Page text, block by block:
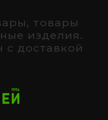
товары
изделия.
с доставкой